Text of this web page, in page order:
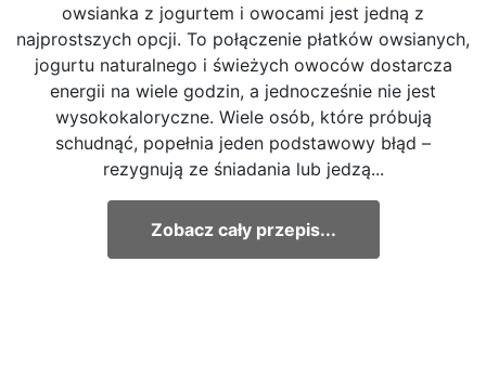
owsianka z jogurtem i owocami jest jedną z
najprostszych opcji. To połączenie płatków owsianych,
jogurtu naturalnego i świeżych owoców dostarcza
energii na wiele godzin, a jednocześnie nie jest
wysokokaloryczne. Wiele osób, które próbują
schudnąć, popełnia jeden podstawowy błąd –
rezygnują ze śniadania lub jedzą...
Zobacz cały przepis...